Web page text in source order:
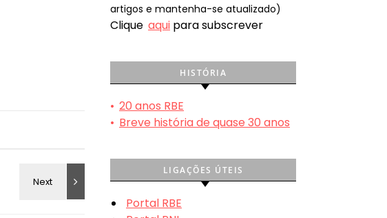
artigos e mantenha-se atualizado)
Clique aqui para subscrever
HISTÓRIA
• 20 anos RBE
• Breve história de quase 30 anos
LIGAÇÕES ÚTEIS
Portal RBE